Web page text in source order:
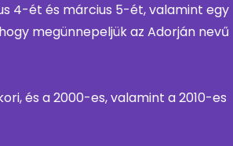
4-ét és március 5-ét, valamint egy
megünnepeljük az Adorján nevű
és a 2000-es, valamint a 2010-es